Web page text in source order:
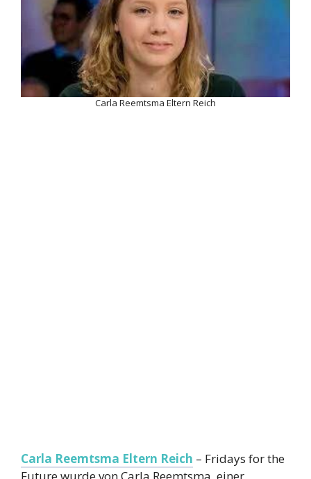
Carla Reemtsma Eltern Reich
Carla Reemtsma Eltern Reich – Fridays for the
Future wurde von Carla Reemtsma, einer